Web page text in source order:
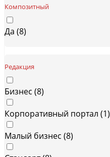
Композитный
Да (8)
Редакция
Бизнес (8)
Корпоративный портал (1)
Малый бизнес (8)